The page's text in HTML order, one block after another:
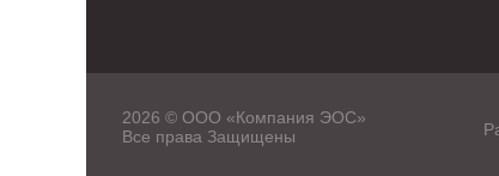
2026 © ООО «Компания ЭОС»
Все права Защищены